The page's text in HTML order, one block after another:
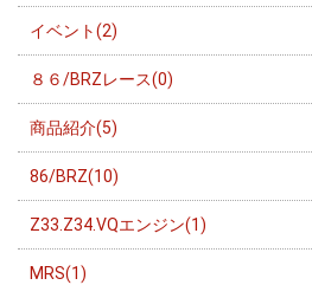
イベント(2)
８６/BRZレース(0)
商品紹介(5)
86/BRZ(10)
Z33.Z34.VQエンジン(1)
MRS(1)